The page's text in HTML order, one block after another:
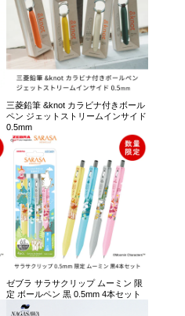
三菱鉛筆 &knot カラビナ付きボール
ペン ジェットストリームインサイド
0.5mm
ゼブラ サラサクリップ ムーミン 限
定 ボールペン 黒 0.5mm 4本セット